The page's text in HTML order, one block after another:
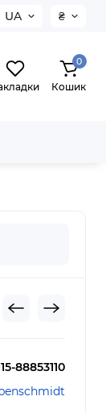
UA ₴
0
Кошик
88853110